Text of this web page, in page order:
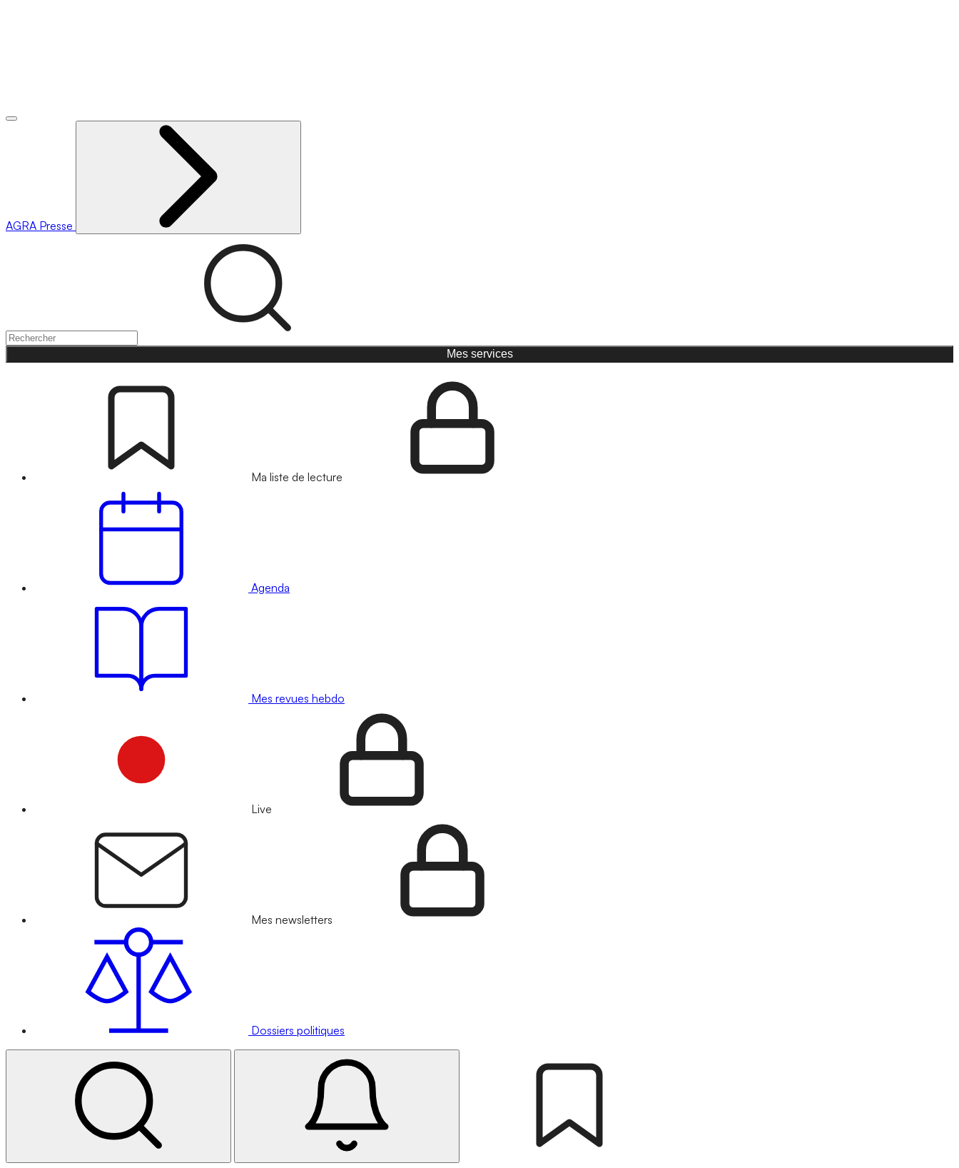
AGRA Presse
Mes services
Ma liste de lecture
Agenda
Mes revues hebdo
Live
Mes newsletters
Dossiers politiques